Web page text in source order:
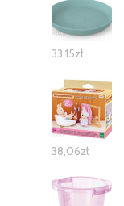
33,15zł
38,06zł